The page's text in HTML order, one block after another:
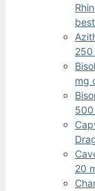
250
mg
500
20